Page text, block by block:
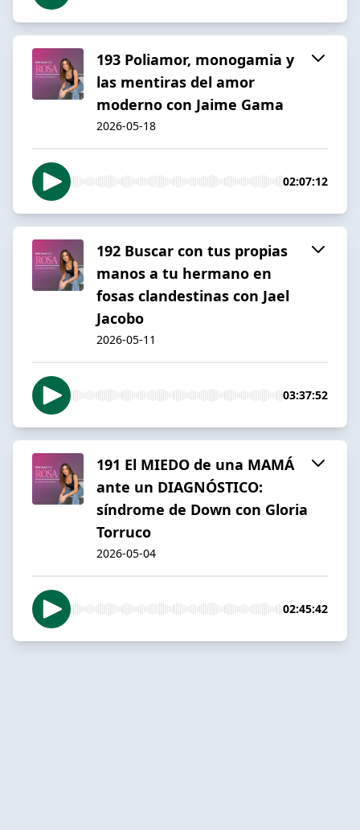
193 Poliamor, monogamia y
las mentiras del amor
moderno con Jaime Gama
2026-05-18
02:07:12
192 Buscar con tus propias
manos a tu hermano en
fosas clandestinas con Jael
Jacobo
2026-05-11
03:37:52
191 El MIEDO de una MAMÁ
ante un DIAGNÓSTICO:
síndrome de Down con Gloria
Torruco
2026-05-04
02:45:42